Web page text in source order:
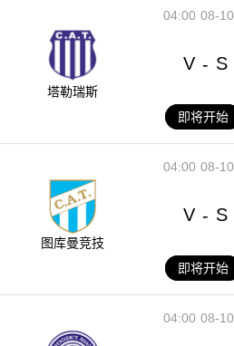
08-10
04:00
塔勒瑞斯
V - S
即将开始
08-10
04:00
图库曼竞技
V - S
即将开始
08-10
04:00